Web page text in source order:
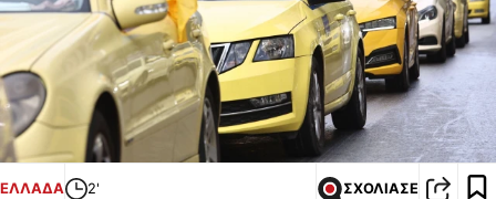
ΕΛΛΑΔΑ 2' ΣΧΟΛΙΑΣΕ